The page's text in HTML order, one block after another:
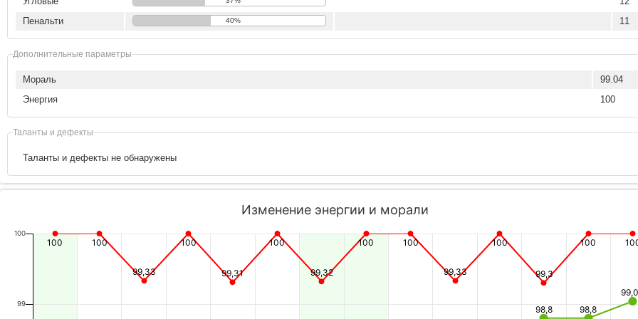
Пенальти
40% 11
Дополнительные параметры
Мораль
99.04
Энергия
100
Таланты и дефекты
Таланты и дефекты не обнаружены
Изменение энергии и морали
98,8 98,8
100 100
99,33
100
99,31
100
99,32
100 100
99,33
100
99,3
100
99
100